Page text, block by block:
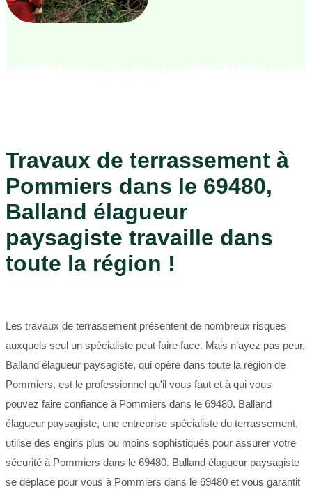
Travaux de terrassement à
Pommiers dans le 69480,
Balland élagueur
paysagiste travaille dans
toute la région !
Les travaux de terrassement présentent de nombreux risques
auxquels seul un spécialiste peut faire face. Mais n’ayez pas peur,
Balland élagueur paysagiste, qui opère dans toute la région de
Pommiers, est le professionnel qu'il vous faut et à qui vous
pouvez faire confiance à Pommiers dans le 69480. Balland
élagueur paysagiste, une entreprise spécialiste du terrassement,
utilise des engins plus ou moins sophistiqués pour assurer votre
sécurité à Pommiers dans le 69480. Balland élagueur paysagiste
se déplace pour vous à Pommiers dans le 69480 et vous garantit